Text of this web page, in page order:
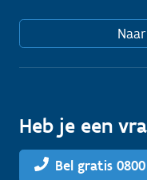
Heb je een
Bel gratis